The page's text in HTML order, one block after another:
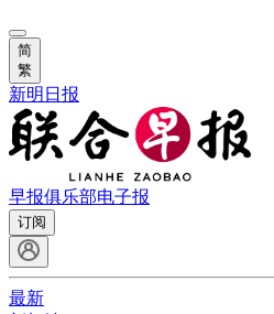
简
繁
新明日报
早报俱乐部电子报
订阅
最新